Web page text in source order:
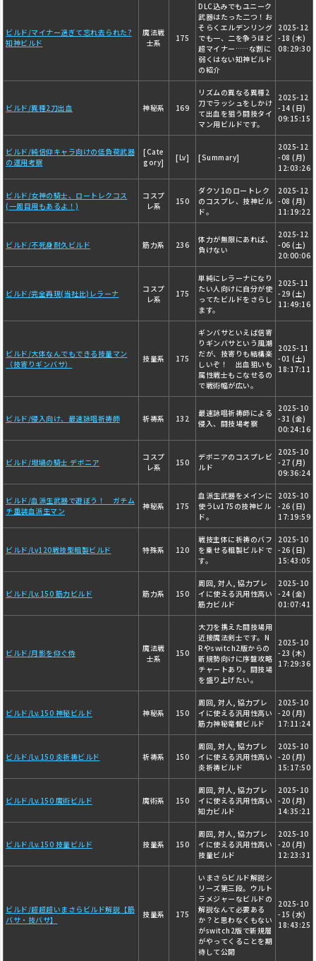
ビルド/マイナー過ぎて忘れ去られた?
知神ビルド
魔法戦
士系
175
DLC込みでもユニーク
武器はたった二つ！お
そらくエルデンリング
でも一、二を争うほど
超マイナー……な割に
弱くはない知神ビルド
の紹介
2025-12
-18 (木)
08:29:30
ビルド/異種2刀出血 神秘系 169
リズムの異なる異種2
刀でラッシュをしかけ
て出血を狙う闘技タイ
マン用ビルドです。
2025-12
-14 (日)
09:15:15
ビルド/純信仰キャラ向けの低負荷武器
の運用考察
[Cate
gory]
[Lv] [Summary]
2025-12
-08 (月)
12:03:26
ビルド/女神の騎士、ロートレクコス
(一周目用もあるよ！)
コスプ
レ系
150
ダクソ1のロートレク
のコスプレ、技神ビル
ド。
2025-12
-08 (月)
11:19:22
ビルド/不死身耐久ビルド 筋力系 236
体力が無限にあれば、
負けない
2025-12
-06 (土)
20:00:06
ビルド/完全再現(当社比)レラーナ
コスプ
レ系
175
単純にレラーナになり
たい人向けに自分が使
ってたビルドをさらし
ます。
2025-11
-29 (土)
11:49:16
ビルド/大体なんでもできる技量マン
（技寄りギンバサ）
技量系 175
ギンバサといえば信寄
りギンバサという風潮
だが、技寄りも結構楽
しいぞ！ 出血狙いも
属性戦士もこなせるの
で戦術幅が広い。
2025-11
-01 (土)
18:17:11
ビルド/侵入向け、最速詠唱祈祷師 祈祷系 132
最速詠唱祈祷師による
侵入、闘技場考察
2025-10
-31 (金)
00:24:16
ビルド/坩堝の騎士 デボニア
コスプ
レ系
150
デボニアのコスプレビ
ルド
2025-10
-27 (月)
09:36:24
ビルド/血派生武器で遊ぼう！ ガチム
チ重装血派生マン
神秘系 175
血派生武器をメインに
使うLv175の技神ビル
ド。
2025-10
-26 (日)
17:19:59
ビルド/Lv120戦技型粗製ビルド 特殊系 120
戦技主体に祈祷のバフ
を乗せる粗製ビルドで
す。
2025-10
-26 (日)
15:43:05
ビルド/Lv.150 筋力ビルド 筋力系 150
周回, 対人, 協力プレ
イに使える汎用性高い
筋力ビルド
2025-10
-24 (金)
01:07:41
ビルド/月影を仰ぐ侍
魔法戦
士系
150
大刀を携えた闘技場用
近接魔法剣士です。N
Rやswitch2版からの
新規勢向けに序盤攻略
チャートあり。闘技場
を盛り上げたい。
2025-10
-23 (木)
17:29:36
ビルド/Lv.150 神秘ビルド 神秘系 150
周回, 対人, 協力プレ
イに使える汎用性高い
筋力神秘竜餐ビルド
2025-10
-20 (月)
17:11:24
ビルド/Lv.150 炎祈祷ビルド 祈祷系 150
周回, 対人, 協力プレ
イに使える汎用性高い
炎祈祷ビルド
2025-10
-20 (月)
15:17:50
ビルド/Lv.150 魔術ビルド 魔術系 150
周回, 対人, 協力プレ
イに使える汎用性高い
知力ビルド
2025-10
-20 (月)
14:35:21
ビルド/Lv.150 技量ビルド 技量系 150
周回, 対人, 協力プレ
イに使える汎用性高い
技量ビルド
2025-10
-20 (月)
12:23:31
ビルド/超超超いまさらビルド解説【筋
バサ・技バサ】
技量系 175
いまさらビルド解説シ
リーズ第三段。ウルト
ラメジャーなビルドの
解説なんて必要ある
か？と思わなくもない
がswitch2版で新規層
がやってくることを期
待して公開
2025-10
-15 (水)
18:43:25